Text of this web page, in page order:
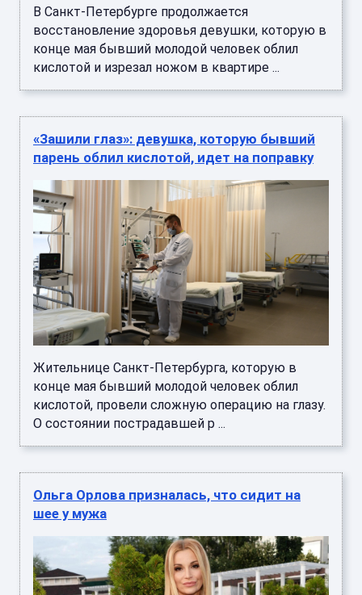
В Санкт-Петербурге продолжается
восстановление здоровья девушки, которую в
конце мая бывший молодой человек облил
кислотой и изрезал ножом в квартире ...
«Зашили глаз»: девушка, которую бывший
парень облил кислотой, идет на поправку
Жительнице Санкт-Петербурга, которую в
конце мая бывший молодой человек облил
кислотой, провели сложную операцию на глазу.
О состоянии пострадавшей р ...
Ольга Орлова призналась, что сидит на
шее у мужа